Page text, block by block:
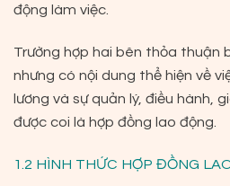
động làm việc.
Trường hợp hai bên thỏa thuận
nhưng có nội dung thể hiện về
lương và sự quản lý, điều hành,
được coi là hợp đồng lao động.
1.2 HÌNH THỨC HỢP ĐỒNG